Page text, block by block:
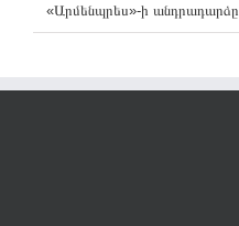
«Արմենպրես»-ի անդրադարձը